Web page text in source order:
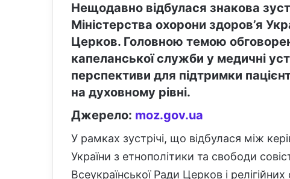
Нещодавно відбулася знакова
Міністерства охорони здоров’я
Церков. Головною темою
капеланської служби у медичні
перспективи для підтримки
на духовному рівні.
Джерело: moz.gov.ua
У рамках зустрічі, що відбулася між
України з етнополітики та свободи
Всеукраїнської Ради Церков і